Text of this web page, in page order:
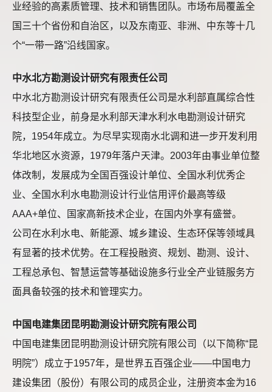
业经验的高素质管理、技术和销售团队。市场布局覆盖全
国三十个省份和自治区，以及东南亚、非洲、中东等十几
个“一带一路”沿线国家。
中水北方勘测设计研究有限责任公司
中水北方勘测设计研究有限责任公司是水利部直属综合性
科技型企业，前身是水利部天津水利水电勘测设计研究
院，1954年成立。为尽早实现南水北调和进一步开发利用
华北地区水资源，1979年落户天津。2003年由事业单位整
体改制，发展成为全国百强设计单位、全国水利优秀企
业、全国水利水电勘测设计行业信用评价最高等级
AAA+单位、国家高新技术企业，在国内外享有盛誉。
公司在水利水电、新能源、城乡建设、生态环保等领域具
有显著的技术优势。在工程投融资、规划、勘测、设计、
工程总承包、智慧运营等基础设施多行业全产业链服务方
面具备较强的技术和管理实力。
中国电建集团昆明勘测设计研究院有限公司
中国电建集团昆明勘测设计研究院有限公司（以下简称“昆
明院”）成立于1957年，是世界五百强企业——中国电力
建设集团（股份）有限公司的成员企业，注册资本金为16